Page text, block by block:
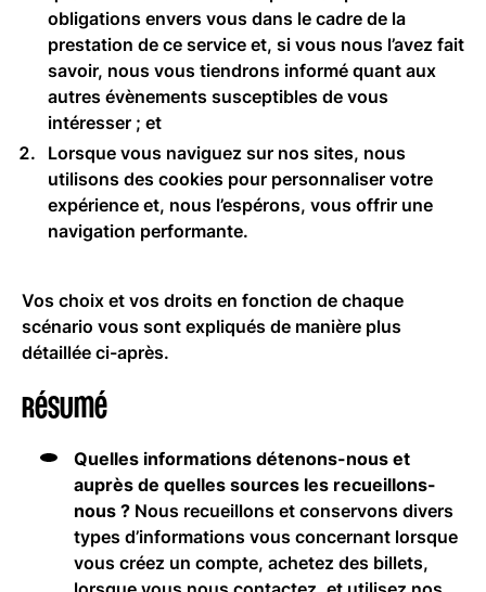
obligations envers vous dans le cadre de la
prestation de ce service et, si vous nous l’avez fait
savoir, nous vous tiendrons informé quant aux
autres évènements susceptibles de vous
intéresser ; et
Lorsque vous naviguez sur nos sites, nous
utilisons des cookies pour personnaliser votre
expérience et, nous l’espérons, vous offrir une
navigation performante.
Vos choix et vos droits en fonction de chaque
scénario vous sont expliqués de manière plus
détaillée ci-après.
Résumé
Quelles informations détenons-nous et
auprès de quelles sources les recueillons-
nous ? Nous recueillons et conservons divers
types d’informations vous concernant lorsque
vous créez un compte, achetez des billets,